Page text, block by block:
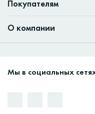
Покупателям
О компании
Мы в социальных